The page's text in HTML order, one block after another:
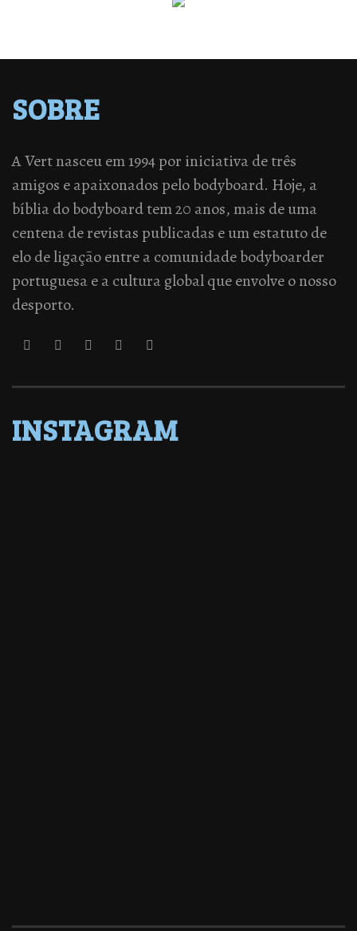
SOBRE
A Vert nasceu em 1994 por iniciativa de três
amigos e apaixonados pelo bodyboard. Hoje, a
bíblia do bodyboard tem 20 anos, mais de uma
centena de revistas publicadas e um estatuto de
elo de ligação entre a comunidade bodyboarder
portuguesa e a cultura global que envolve o nosso
desporto.
INSTAGRAM